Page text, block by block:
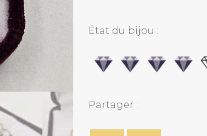
État du bijou :
Partager :